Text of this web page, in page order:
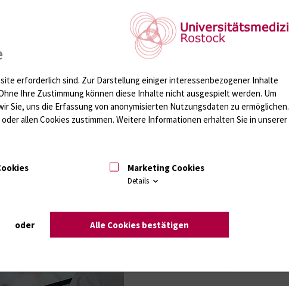
und Studien statt.
M&M Runden.
Rostock
Sekretariat
Stefanie Pätzold
0381 494 7481
erforderlich sind. Zur Darstellung einiger interessenbezogener Inhalte
Ihre Zustimmung können diese Inhalte nicht ausgespielt werden. Um
uns die Erfassung von anonymisierten Nutzungsdaten zu ermöglichen.
allen Cookies zustimmen. Weitere Informationen erhalten Sie in unserer
Marketing Cookies
Details
oder Alle Cookies bestätigen